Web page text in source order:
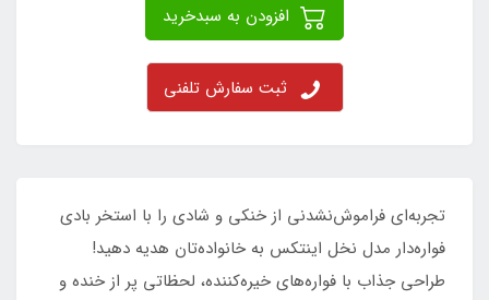
ثبت سفارش تلفنی
تجربه‌ای فراموش‌نشدنی از خنکی و شادی را با استخر بادی
فواره‌دار مدل نخل اینتکس به خانواده‌تان هدیه دهید!
طراحی جذاب با فواره‌های خیره‌کننده، لحظاتی پر از خنده و